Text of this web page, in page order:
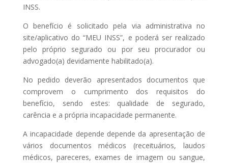
INSS.
O benefício é solicitado pela via administrativa no
site/aplicativo do “MEU INSS”, e poderá ser realizado
pelo próprio segurado ou por seu procurador ou
advogado(a) devidamente habilitado(a).
No pedido deverão apresentados documentos que
comprovem o cumprimento dos requisitos do
benefício, sendo estes: qualidade de segurado,
carência e a própria incapacidade permanente.
A incapacidade depende depende da apresentação de
vários documentos médicos (receituários, laudos
médicos, pareceres, exames de imagem ou sangue,